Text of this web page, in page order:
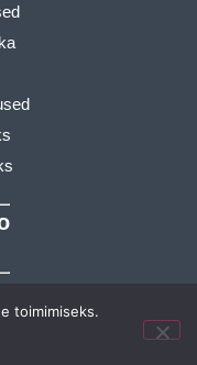
toimimiseks.